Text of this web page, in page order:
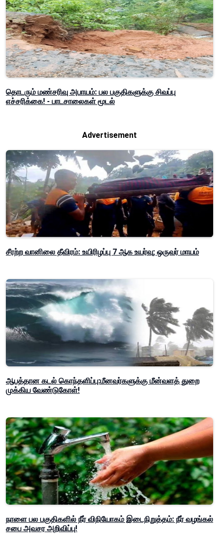
தொடரும் மண்சரிவு அபாயம்: பல பகுதிகளுக்கு சிவப்பு
எச்சரிக்கை! - பாடசாலைகள் மூடல்
Advertisement
சீரற்ற வானிலை தீவிரம்: உயிரிழப்பு 7 ஆக உயர்வு; ஒருவர் மாயம்
ஆபத்தான கடல் கொந்தளிப்பு:மீனவர்களுக்கு மீன்வளத் துறை
முக்கிய வேண்டுகோள்!
நாளை பல பகுதிகளில் நீர் விநியோகம் இடைநிறுத்தம்: நீர் வழங்கல்
சபை அவசர அறிவிப்பு!